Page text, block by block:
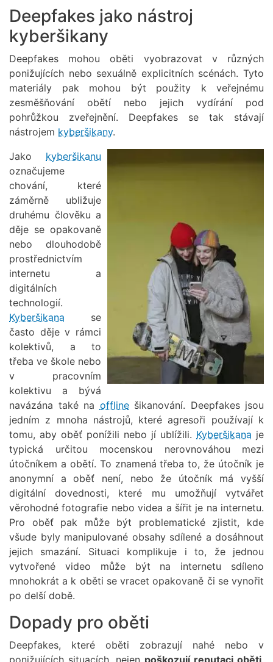
Deepfakes jako nástroj
kyberšikany
Deepfakes mohou oběti vyobrazovat v různých
ponižujících nebo sexuálně explicitních scénách. Tyto
materiály pak mohou být použity k veřejnému
zesměšňování obětí nebo jejich vydírání pod
pohrůžkou zveřejnění. Deepfakes se tak stávají
nástrojem kyberšikany.
Jako kyberšikanu
označujeme
chování, které
záměrně ubližuje
druhému člověku a
děje se opakovaně
nebo dlouhodobě
prostřednictvím
internetu a
digitálních
technologií.
Kyberšikana se
často děje v rámci
kolektivů, a to
třeba ve škole nebo
v pracovním
kolektivu a bývá
navázána také na offlinešikanování. Deepfakes jsou
jedním z mnoha nástrojů, které agresoři používají k
tomu, aby oběť ponížili nebo jí ublížili. Kyberšikana je
typická určitou mocenskou nerovnováhou mezi
útočníkem a obětí. To znamená třeba to, že útočník je
anonymní a oběť není, nebo že útočník má vyšší
digitální dovednosti, které mu umožňují vytvářet
věrohodné fotografie nebo videa a šířit je na internetu.
Pro oběť pak může být problematické zjistit, kde
všude byly manipulované obsahy sdílené a dosáhnout
jejich smazání. Situaci komplikuje i to, že jednou
vytvořené video může být na internetu sdíleno
mnohokrát a k oběti se vracet opakovaně či se vynořit
po delší době.
Dopady pro oběti
Deepfakes, které oběti zobrazují nahé nebo v
ponižujících situacích, nejen poškozují reputaci oběti,